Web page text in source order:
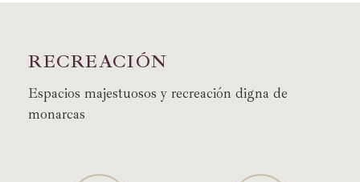
RECREACIÓN
Espacios majestuosos y recreación digna de
monarcas